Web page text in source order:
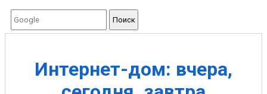
Поиск
Интернет-дом: вчера,